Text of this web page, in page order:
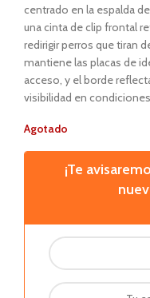
centrado en la espalda
una cinta de clip frontal
redirigir perros que tiran
mantiene las placas de
acceso, y el borde
visibilidad en
Agotado
¡Te